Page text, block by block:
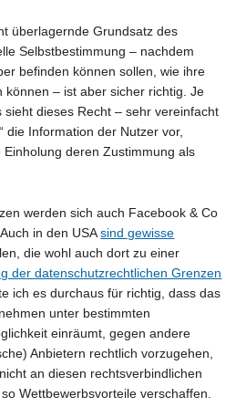
überlagernde Grundsatz des
Selbstbestimmung – nachdem
befinden können sollen, wie ihre
können – ist aber sicher richtig. Je
sieht dieses Recht – sehr vereinfacht
die Information der Nutzer vor,
deren Zustimmung als
werden sich auch Facebook & Co
in den USAsind gewisse
die wohl auch dort zu einer
der datenschutzrechtlichen Grenzen
ich es durchaus für richtig, dass das
unter bestimmten
einräumt, gegen andere
Anbietern rechtlich vorzugehen,
an diesen rechtsverbindlichen
Wettbewerbsvorteile verschaffen.